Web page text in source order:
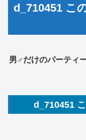
d_710451 こ
男♂だけのパーティ
d_710451